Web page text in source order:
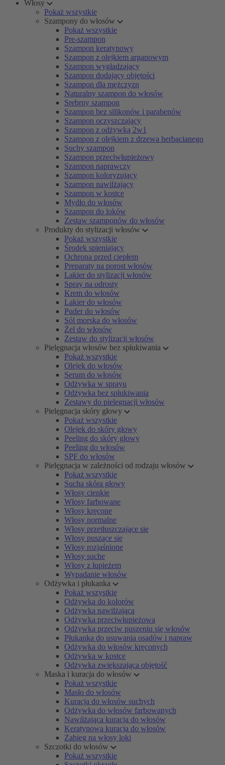
Włosy
Pokaż wszystkie
Szampony do włosów
Pokaż wszystkie
Pre-szampon
Szampon keratynowy
Szampon z olejkiem arganowym
Szampon wygładzający
Szampon dodający objętości
Szampon dla mężczyzn
Naturalny szampon do włosów
Srebrny szampon
Szampon bez silikonów i parabenów
Szampon oczyszczający
Szampon z odżywką 2w1
Szampon z olejkiem z drzewa herbacianego
Suchy szampon
Szampon przeciwłupieżowy
Szampon naprawczy
Szampon koloryzujący
Szampon nawilżający
Szampon w kostce
Mydło do włosów
Szampon do loków
Zestaw szamponów do włosów
Produkty do stylizacji włosów
Pokaż wszystkie
Środek spieniający
Ochrona przed ciepłem
Preparaty na porost włosów
Lakier do stylizacji włosów
Spray na odrosty
Krem do włosów
Lakier do włosów
Puder do włosów
Sól morska do włosów
Żel do włosów
Zestaw do stylizacji włosów
Pielęgnacja włosów bez spłukiwania
Pokaż wszystkie
Olejek do włosów
Serum do włosów
Odżywka w sprayu
Odżywka bez spłukiwania
Zestawy do pielęgnacji włosów
Pielęgnacja skóry głowy
Pokaż wszystkie
Olejek do skóry głowy
Peeling do skóry głowy
Peeling do włosów
SPF do włosów
Pielęgnacja w zależności od rodzaju włosów
Pokaż wszystkie
Sucha skóra głowy
Włosy cienkie
Włosy farbowane
Włosy kręcone
Włosy normalne
Włosy przetłuszczające się
Włosy puszące się
Włosy rozjaśnione
Włosy suche
Włosy z łupieżem
Wypadanie włosów
Odżywka i płukanka
Pokaż wszystkie
Odżywka do kolorów
Odżywka nawilżająca
Odżywka przeciwłupieżowa
Odżywka przeciw puszeniu się włosów
Płukanka do usuwania osadów i napraw
Odżywka do włosów kręconych
Odżywka w kostce
Odżywka zwiększająca objętość
Maska i kuracja do włosów
Pokaż wszystkie
Masło do włosów
Kuracja do włosów suchych
Odżywka do włosów farbowanych
Nawilżająca kuracja do włosów
Keratynowa kuracja do włosów
Zabieg na włosy loki
Szczotki do włosów
Pokaż wszystkie